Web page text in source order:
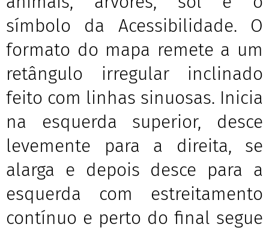
símbolo da Acessibilidade. O
formato do mapa remete a um
retângulo irregular inclinado
feito com linhas sinuosas. Inicia
na esquerda superior, desce
levemente para a direita, se
alarga e depois desce para a
esquerda com estreitamento
contínuo e perto do final segue